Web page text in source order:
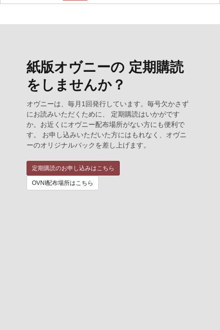
紙版オヴニーの 定期購読
をしませんか？
オヴニーは、毎月1回発行しています。毎号欠かさず
にお読みいただくために、 定期購読はいかがです
か。お近くにオヴニー配布場所がない方にも便利で
す。 お申し込みいただいた方にはもれなく、オヴニ
ーのオリジナルバックを差し上げます。
定期購読のお申し込みはこちら
OVNI配布場所はこちら